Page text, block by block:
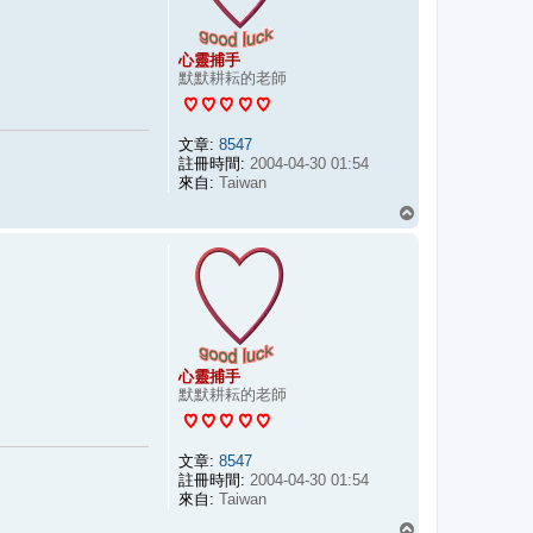
心靈捕手
默默耕耘的老師
文章: 8547
註冊時間: 2004-04-30 01:54
來自: Taiwan
心靈捕手
默默耕耘的老師
文章: 8547
註冊時間: 2004-04-30 01:54
來自: Taiwan